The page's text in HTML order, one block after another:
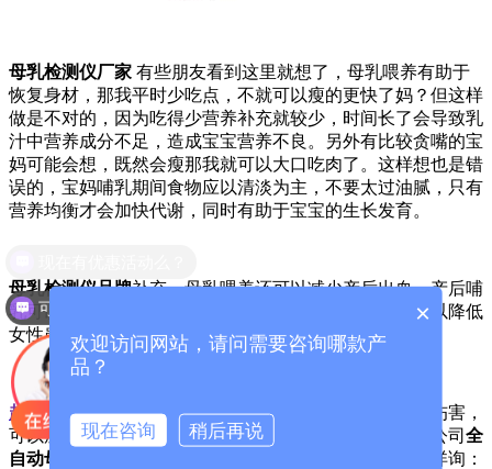
母乳检测仪厂家 有些朋友看到这里就想了，母乳喂养有助于
恢复身材，那我平时少吃点，不就可以瘦的更快了妈？但这样
做是不对的，因为吃得少营养补充就较少，时间长了会导致乳
汁中营养成分不足，造成宝宝营养不良。另外有比较贪嘴的宝
妈可能会想，既然会瘦那我就可以大口吃肉了。这样想也是错
误的，宝妈哺乳期间食物应以清淡为主，不要太过油腻，只有
营养均衡才会加快代谢，同时有助于宝宝的生长发育。
母乳检测仪品牌补充，母乳喂养还可以减少产后出血，产后哺
乳可以刺激子宫的收缩，有利于产后的恢复，而且还可以降低
女性患乳腺癌和卵巢癌的危险等等。
超声波母乳检测仪是山东国康主营产品之一，无辐射无伤害，
可以放心使用，价格合理，售后保证，如想获得关于我公司 全
自动母乳检测仪
更具体更专业的解答和服务，欢迎来电详询：
×
欢迎访问网站，请问需要咨询哪款产
品？
现在咨询 稍后再说